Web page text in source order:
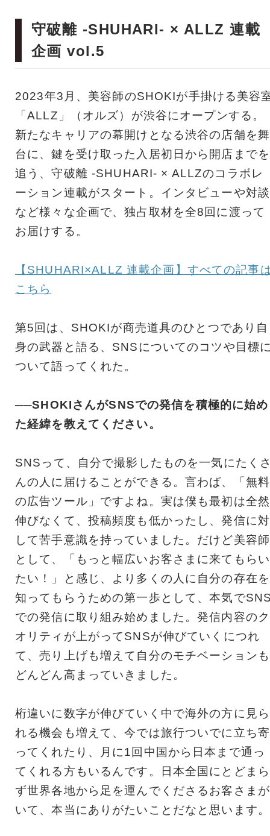
守破離 -SHUHARI- × ALLZ 連載
企画 vol.5
2023年3月、美容師のSHOKIが手掛ける美容
「ALLZ」（オルズ）が渋谷にオープンする。
新たなキャリアの幕開けとなる渋谷の店舗を舞
台に、鍵を受け取った入居初日から開店までを
追う、守破離 -SHUHARI- × ALLZのコラボレ
ーション連載がスタート。インタビューや対談
など様々な企画で、独占取材を全8回に渡って
お届けする。
【SHUHARI×ALLZ 連載企画】すべての記事
こちら
第5回は、SHOKIが商売道具のひとつであり自
身の武器と語る、SNSについてのコツや目標
ついて語ってくれた。
──SHOKIさんがSNSでの発信を積極的に始め
た経緯を教えてください。
SNSって、自分で撮影したものを一気にたく
んの人に届けることができる。言わば、「無料
の広告ツール」ですよね。実は僕も最初は全然
伸びなくて、投稿頻度も低かったし、発信に対
して苦手意識を持っていました。だけど美容師
として、「もっと幅広いお客さまに来てもらい
たい！」と感じ、より多くの人に自分の存在を
知ってもらうための第一歩として、本気で
での発信に取り組み始めました。発信内容のク
オリティが上がってSNSが伸びていくにつれ
て、売り上げも増えて自分のモチベーションも
どんどん高まっていきました。
桁違いに数字が伸びていく中で海外の方に見ら
れる機会も増えて、今では旅行ついでに立ち寄
ってくれたり、月に1回中国から日本まで通っ
てくれる方もいるんです。日本全国にとどまら
ず世界各地から足を運んでくださるお客さまが
いて、本当にありがたいことだなと思います。